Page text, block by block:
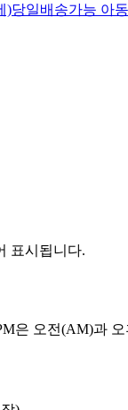
)당일배송가능 아
표시됩니다.
은 오전(AM)과 오